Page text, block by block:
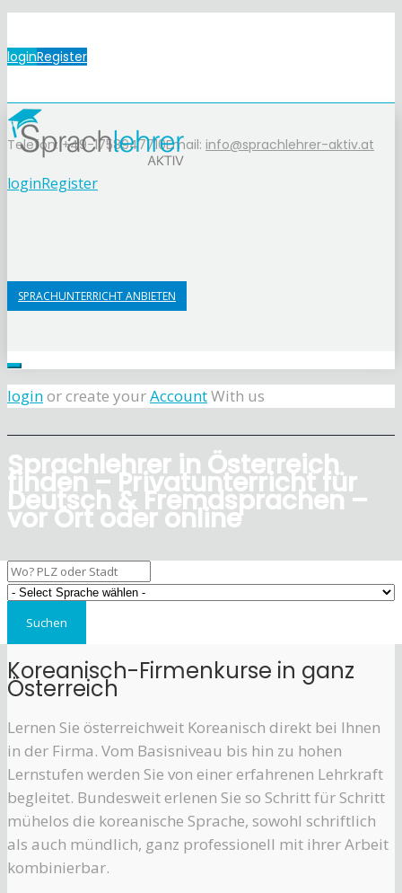
loginRegister
Telefon: +49-1758947710Email: info@sprachlehrer-aktiv.at
loginRegister
SPRACHUNTERRICHT ANBIETEN
loginor create yourAccountWith us
Sprachlehrer in Österreich
finden – Privatunterricht für
Deutsch & Fremdsprachen –
vor Ort oder online
Koreanisch-Firmenkurse in ganz
Österreich
Lernen Sie österreichweit Koreanisch direkt bei Ihnen
in der Firma. Vom Basisniveau bis hin zu hohen
Lernstufen werden Sie von einer erfahrenen Lehrkraft
begleitet. Bundesweit erlenen Sie so Schritt für Schritt
mühelos die koreanische Sprache, sowohl schriftlich
als auch mündlich, ganz professionell mit ihrer Arbeit
kombinierbar.